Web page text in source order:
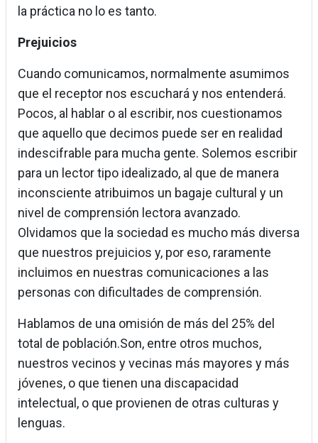
la práctica no lo es tanto.
Prejuicios
Cuando comunicamos, normalmente asumimos
que el receptor nos escuchará y nos entenderá.
Pocos, al hablar o al escribir, nos cuestionamos
que aquello que decimos puede ser en realidad
indescifrable para mucha gente. Solemos escribir
para un lector tipo idealizado, al que de manera
inconsciente atribuimos un bagaje cultural y un
nivel de comprensión lectora avanzado.
Olvidamos que la sociedad es mucho más diversa
que nuestros prejuicios y, por eso, raramente
incluimos en nuestras comunicaciones a las
personas con dificultades de comprensión.
Hablamos de una omisión de más del 25% del
total de población.Son, entre otros muchos,
nuestros vecinos y vecinas más mayores y más
jóvenes, o que tienen una discapacidad
intelectual, o que provienen de otras culturas y
lenguas.